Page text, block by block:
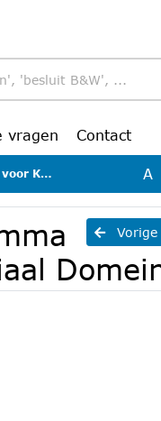
vragen Contact
Domein A
Vorige